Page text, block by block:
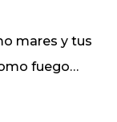
mares y tus
fuego…